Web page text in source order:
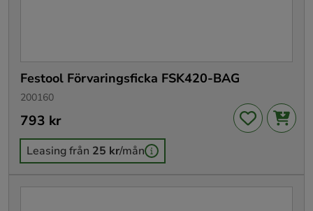
Festool Förvaringsficka FSK420-BAG
200160
Pris: 793 kr
793 kr
Leasing från 25 kr/mån